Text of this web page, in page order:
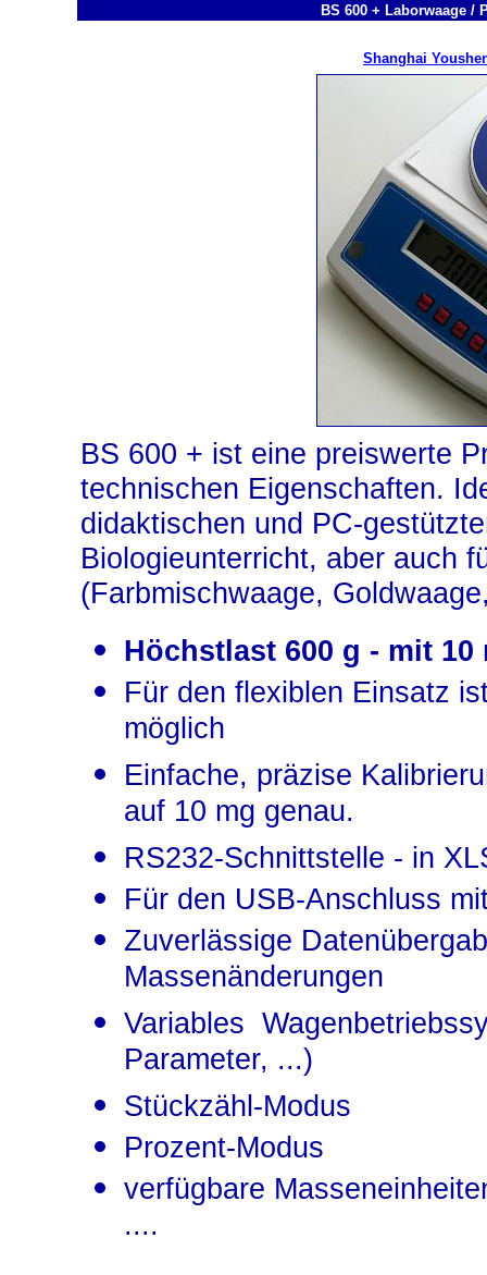
BS 600 + Laborwaage /
Shanghai
BS 600 + ist eine preiswerte
technischen Eigenschaften.
didaktischen und PC-
Biologieunterricht, aber auch
(Farbmischwaage,
Höchstlast 600 g - mit
Für den flexiblen Einsatz
möglich
Einfache, präzise
auf 10 mg genau.
RS232-Schnittstelle - in
Für den USB-Anschluss
Zuverlässige
Massenänderungen
Variables
Parameter, ...)
Stückzähl-Modus
Prozent-Modus
verfügbare
....